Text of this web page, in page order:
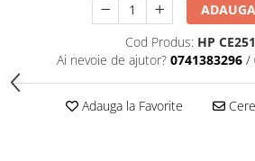
Cod Produs: HP
Ai nevoie de ajutor? 0741383296 /
Adauga la Favorite